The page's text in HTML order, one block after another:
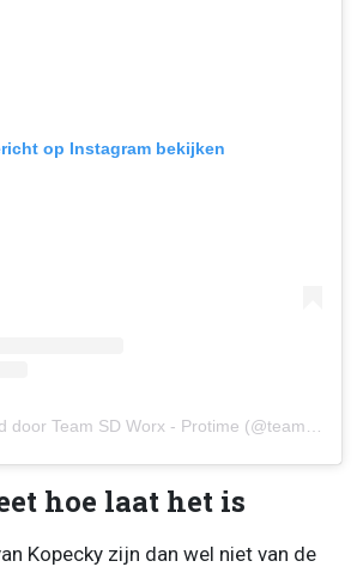
op Instagram bekijken
hoe laat het is
Kopecky zijn dan wel niet van de